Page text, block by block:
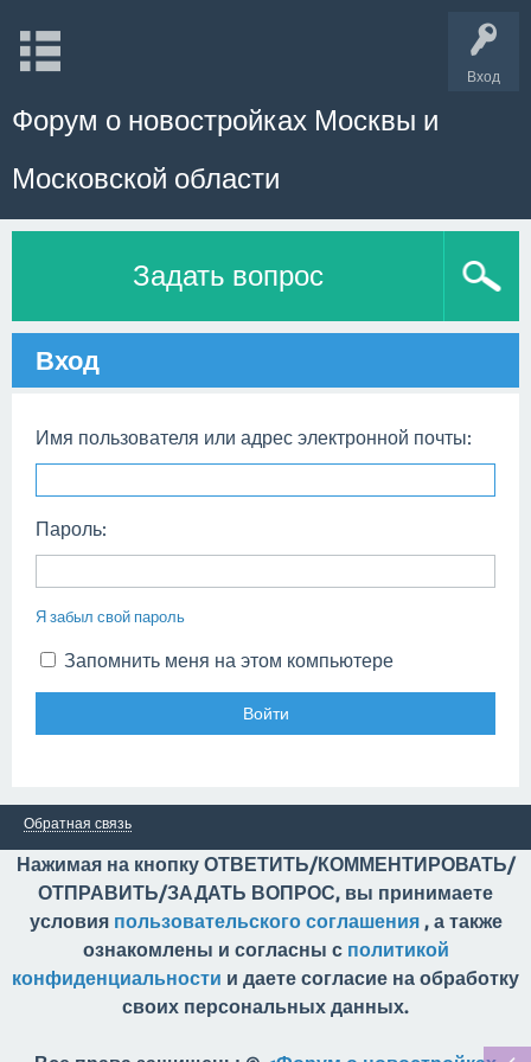
Вход
Форум о новостройках Москвы и
Московской области
Задать вопрос
Вход
Имя пользователя или адрес электронной почты:
Пароль:
Я забыл свой пароль
Запомнить меня на этом компьютере
Обратная связь
Нажимая на кнопку ОТВЕТИТЬ/КОММЕНТИРОВАТЬ/
ОТПРАВИТЬ/ЗАДАТЬ ВОПРОС, вы принимаете
условия пользовательского соглашения, а также
ознакомлены и согласны с политикой
конфиденциальности и даете согласие на обработку
своих персональных данных.